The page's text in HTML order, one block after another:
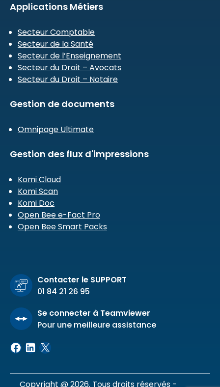
Applications Métiers
Secteur Comptable
Secteur de la Santé
Secteur de l’Enseignement
Secteur du Droit – Avocats
Secteur du Droit – Notaire
Gestion de documents
Omnipage Ultimate
Gestion des flux d'impressions
Komi Cloud
Komi Scan
Komi Doc
Open Bee e-Fact Pro
Open Bee Smart Packs
Contacter le SUPPORT
01 84 21 26 95
Se connecter à Teamviewer
Pour une meilleure assistance
Facebook
LinkedIn
X
Copyright @ 2026. Tous droits réservés -